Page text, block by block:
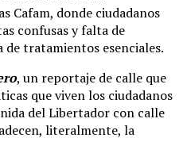
Cafam, donde ciudadanos
confusas y falta de
tratamientos esenciales.
, un reportaje de calle que
que viven los ciudadanos
del Libertador con calle
literalmente, la